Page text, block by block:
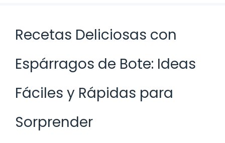
Recetas Deliciosas con
Espárragos de Bote: Ideas
Fáciles y Rápidas para
Sorprender